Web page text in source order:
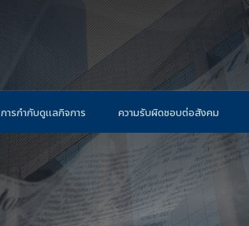
การกำกับดูแลกิจการ ความรับผิดชอบต่อสังคม